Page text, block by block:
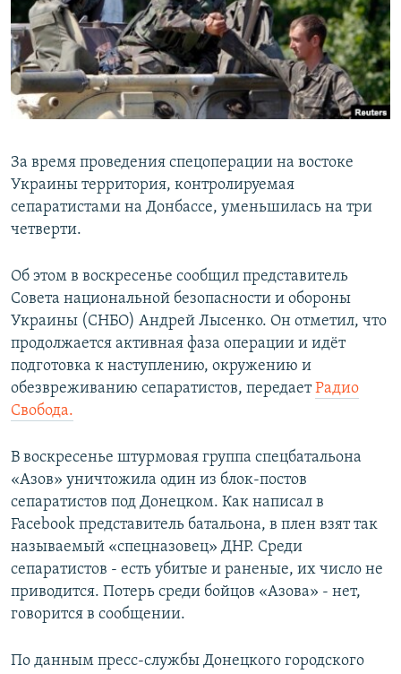
ПОБЕДИТЕЛЕЙ НЕ СУДЯТ?
КРЫМ.НЕПОКОРЕННЫЙ
ELIFBE
УКРАИНСКАЯ ПРОБЛЕМА КРЫМА
ПРИСОЕДИНЯЙТЕСЬ!
За время проведения спецоперации на востоке
Украины территория, контролируемая
сепаратистами на Донбассе, уменьшилась на три
четверти.
Об этом в воскресенье сообщил представитель
Совета национальной безопасности и обороны
Украины (СНБО) Андрей Лысенко. Он отметил, что
продолжается активная фаза операции и идёт
подготовка к наступлению, окружению и
обезвреживанию сепаратистов, передаетРадио
Свобода.
В воскресенье штурмовая группа спецбатальона
«Азов» уничтожила один из блок-постов
сепаратистов под Донецком. Как написал в
Facebook представитель батальона, в плен взят так
называемый «спецназовец» ДНР. Среди
сепаратистов - есть убитые и раненые, их число не
приводится. Потерь среди бойцов «Азова» - нет,
говорится в сообщении.
По данным пресс-службы Донецкого городского